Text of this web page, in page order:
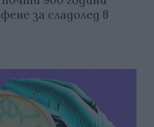
за сладолед в